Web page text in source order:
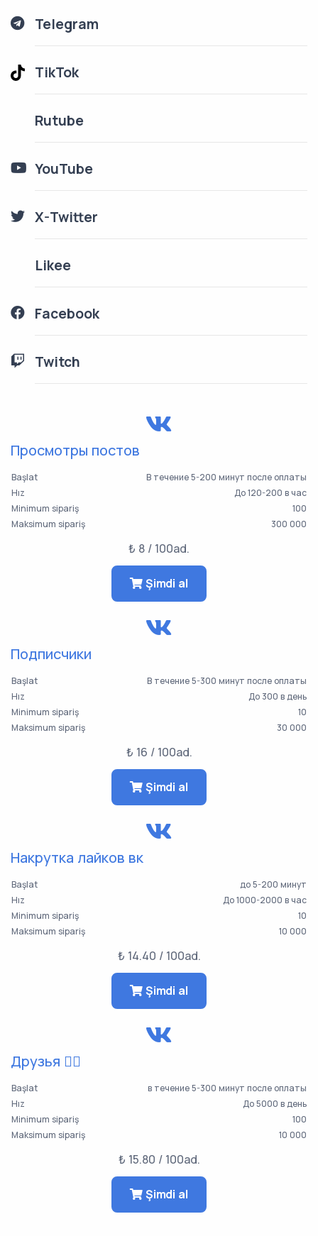
Telegram
TikTok
Rutube
YouTube
X-Twitter
Likee
Facebook
Twitch
Просмотры постов
Başlat
В течение 5-200 минут после оплаты
Hız
До 120-200 в час
Minimum sipariş
100
Maksimum sipariş
300 000
₺ 8 / 100ad.
Şimdi al
Подписчики
Başlat
В течение 5-300 минут после оплаты
Hız
До 300 в день
Minimum sipariş
10
Maksimum sipariş
30 000
₺ 16 / 100ad.
Şimdi al
Накрутка лайков вк
Başlat
до 5-200 минут
Hız
До 1000-2000 в час
Minimum sipariş
10
Maksimum sipariş
10 000
₺ 14.40 / 100ad.
Şimdi al
Друзья 👯‍♀️
Başlat
в течение 5-300 минут после оплаты
Hız
До 5000 в день
Minimum sipariş
100
Maksimum sipariş
10 000
₺ 15.80 / 100ad.
Şimdi al